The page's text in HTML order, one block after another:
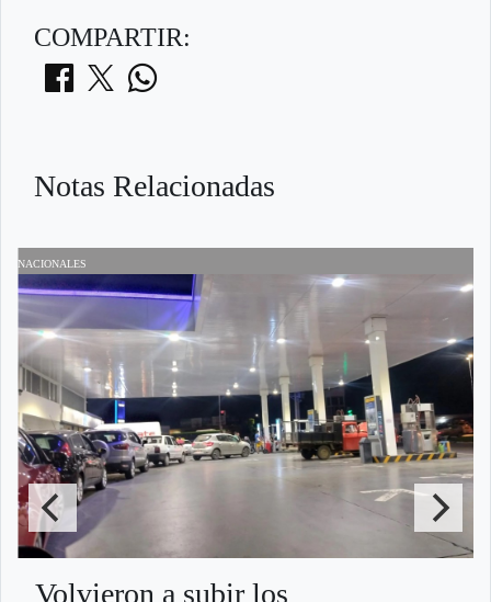
COMPARTIR:
Notas Relacionadas
NACIONALES
Volvieron a subir los